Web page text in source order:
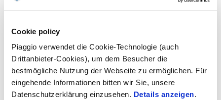
Cookie policy
Piaggio verwendet die Cookie-Technologie (auch
Drittanbieter-Cookies), um dem Besucher die
bestmögliche Nutzung der Webseite zu ermöglichen. Für
eingehende Informationen bitten wir Sie, unsere
Datenschutzerklärung einzusehen. Details anzeigen.
JETZT PROBE
FAHREN